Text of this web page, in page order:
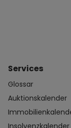
Services
Glossar
Auktionskalender